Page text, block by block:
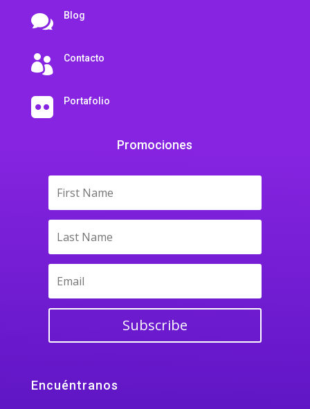
 Blog
 Contacto
 Portafolio
Promociones
Subscribe
Encuéntranos